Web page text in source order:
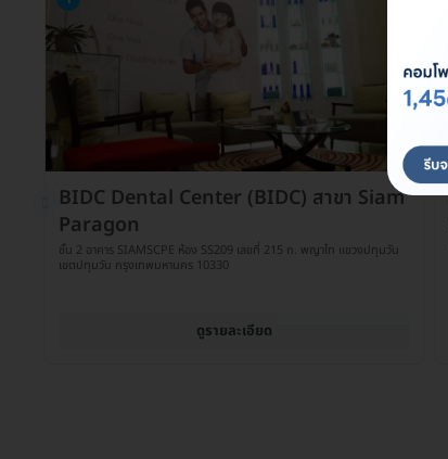
BIDC Dental Center (BIDC) สาขา Siam
Paragon
ชั้น 2 อาคาร SIAMSCPE ห้อง SS209 เลขที่ 215 ถ. พญาไท แขวงปทุมวัน
เขตปทุมวัน กรุงเทพมหานคร 10330
ดูรายละเอียด